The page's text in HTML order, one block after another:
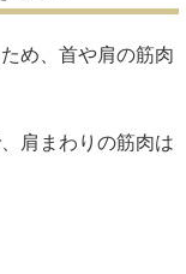
め、首や肩の筋肉
肩まわりの筋肉は